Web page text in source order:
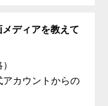
ディアを教えて
アカウントからの